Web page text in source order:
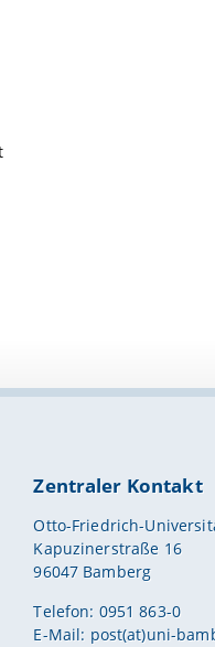
Zentraler Kontakt
Otto-Friedrich-
Kapuzinerstraße 16
96047 Bamberg
Telefon: 0951 863-0
E-Mail: post(at)uni-